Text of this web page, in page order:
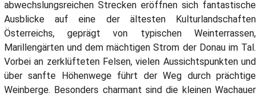
abwechslungsreichen Strecken eröffnen sich fantastische
Ausblicke auf eine der ältesten Kulturlandschaften
Österreichs, geprägt von typischen Weinterrassen,
Marillengärten und dem mächtigen Strom der Donau im Tal.
Vorbei an zerklüfteten Felsen, vielen Aussichtspunkten und
über sanfte Höhenwege führt der Weg durch prächtige
Weinberge. Besonders charmant sind die kleinen Wachauer